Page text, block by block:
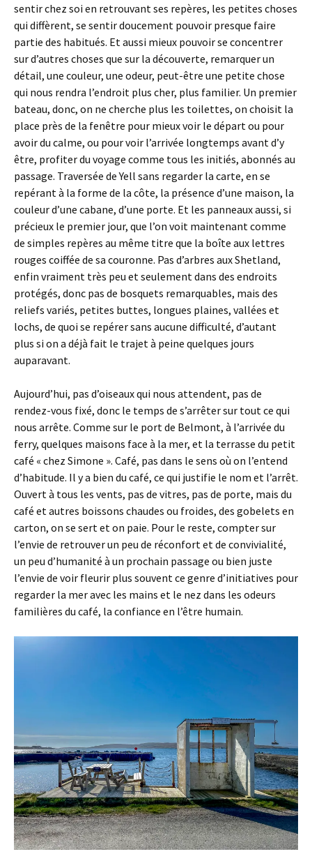
sentir chez soi en retrouvant ses repères, les petites choses
qui diffèrent, se sentir doucement pouvoir presque faire
partie des habitués. Et aussi mieux pouvoir se concentrer
sur d’autres choses que sur la découverte, remarquer un
détail, une couleur, une odeur, peut-être une petite chose
qui nous rendra l’endroit plus cher, plus familier. Un premier
bateau, donc, on ne cherche plus les toilettes, on choisit la
place près de la fenêtre pour mieux voir le départ ou pour
avoir du calme, ou pour voir l’arrivée longtemps avant d’y
être, profiter du voyage comme tous les initiés, abonnés au
passage. Traversée de Yell sans regarder la carte, en se
repérant à la forme de la côte, la présence d’une maison, la
couleur d’une cabane, d’une porte. Et les panneaux aussi, si
précieux le premier jour, que l’on voit maintenant comme
de simples repères au même titre que la boîte aux lettres
rouges coiffée de sa couronne. Pas d’arbres aux Shetland,
enfin vraiment très peu et seulement dans des endroits
protégés, donc pas de bosquets remarquables, mais des
reliefs variés, petites buttes, longues plaines, vallées et
lochs, de quoi se repérer sans aucune difficulté, d’autant
plus si on a déjà fait le trajet à peine quelques jours
auparavant.
Aujourd’hui, pas d’oiseaux qui nous attendent, pas de
rendez-vous fixé, donc le temps de s’arrêter sur tout ce qui
nous arrête. Comme sur le port de Belmont, à l’arrivée du
ferry, quelques maisons face à la mer, et la terrasse du petit
café « chez Simone ». Café, pas dans le sens où on l’entend
d’habitude. Il y a bien du café, ce qui justifie le nom et l’arrêt.
Ouvert à tous les vents, pas de vitres, pas de porte, mais du
café et autres boissons chaudes ou froides, des gobelets en
carton, on se sert et on paie. Pour le reste, compter sur
l’envie de retrouver un peu de réconfort et de convivialité,
un peu d’humanité à un prochain passage ou bien juste
l’envie de voir fleurir plus souvent ce genre d’initiatives pour
regarder la mer avec les mains et le nez dans les odeurs
familières du café, la confiance en l’être humain.